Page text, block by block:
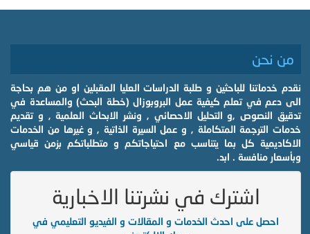
من نحن
نقدم خدماتنا للباحثين و طلبة الدراسات العليا المقبلين او من هم بحاجة
الى دعم في تعلم كيفية عمل البروبوزال (خطة البحث) والمساعدة في
تدقيق النصوص ,و التحليل الاحصائي , ونشر الابحاث العلمية , و تقديم
خدمات الترجمة المتكاملة , و عمل السيرة الذاتية , و غيرها من الخدمات
الاكاديمية كل بما يتناسب مع احتياجاتكم و متطلباتكم بزمن قياسي
وبأسعار منافسة . ابد.
اشترك في نشرتنا الاخبارية
احصل على احدث الخدمات و المقالات و الفيديو التعليمي في